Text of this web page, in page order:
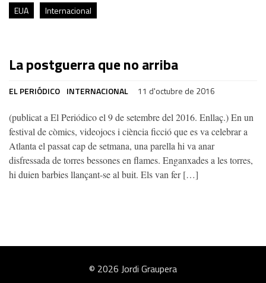
EUA Internacional
La postguerra que no arriba
EL PERIÓDICO INTERNACIONAL 11 d'octubre de 2016
(publicat a El Periódico el 9 de setembre del 2016. Enllaç.) En un
festival de còmics, videojocs i ciència ficció que es va celebrar a
Atlanta el passat cap de setmana, una parella hi va anar
disfressada de torres bessones en flames. Enganxades a les torres,
hi duien barbies llançant-se al buit. Els van fer […]
© 2026 Jordi Graupera